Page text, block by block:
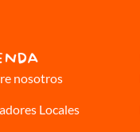
nosotros
Locales